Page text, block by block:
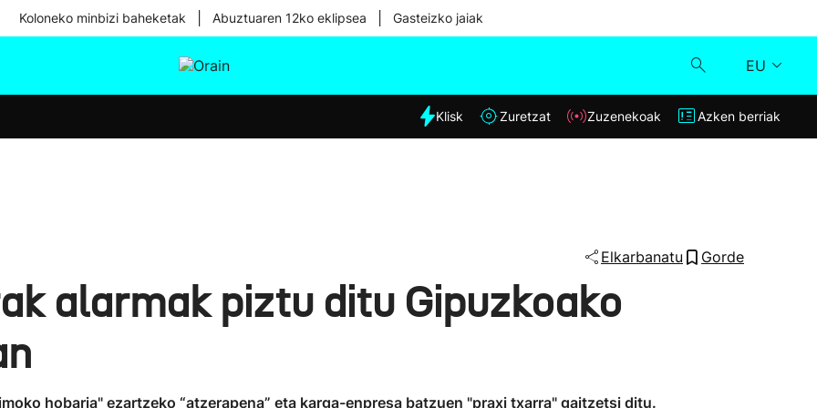
Koloneko minbizi baheketak Abuztuaren 12ko eklipsea Gasteizko jaiak
EU
Eguraldia
Klisk
Klisk Zuretzat Zuzenekoak Azken berriak
Elkarbanatu Gorde
alarmak piztu ditu Gipuzkoako
hobaria" ezartzeko “atzerapena” eta karga-enpresa batzuen "praxi txarra" gaitzetsi ditu.